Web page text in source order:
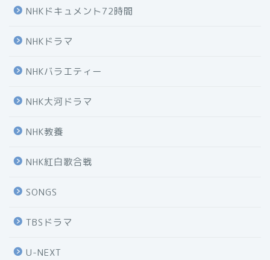
NHKドキュメント72時間
NHKドラマ
NHKバラエティー
NHK大河ドラマ
NHK教養
NHK紅白歌合戦
SONGS
TBSドラマ
U-NEXT